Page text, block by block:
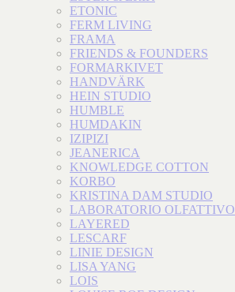
ETONIC
FERM LIVING
FRAMA
FRIENDS & FOUNDERS
FORMARKIVET
HANDVÄRK
HEIN STUDIO
HUMBLE
HUMDAKIN
IZIPIZI
JEANERICA
KNOWLEDGE COTTON
KORBO
KRISTINA DAM STUDIO
LABORATORIO OLFATTIVO
LAYERED
LESCARF
LINIE DESIGN
LISA YANG
LOIS